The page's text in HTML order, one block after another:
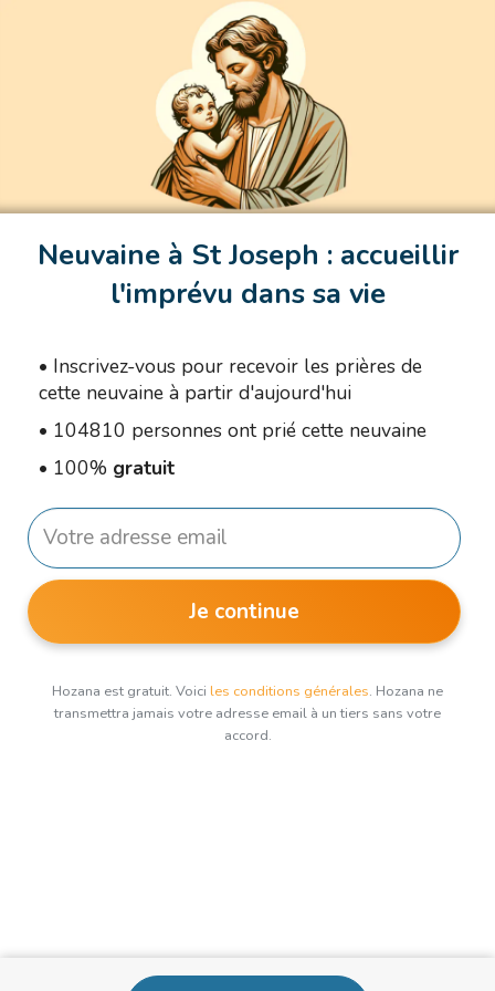
Neuvaine à St Joseph : accueillir
l'imprévu dans sa vie
• Inscrivez-vous pour recevoir les prières de
cette neuvaine à partir d'aujourd'hui
• 104810 personnes ont prié cette neuvaine
• 100% gratuit
Je continue
Hozana est gratuit. Voici les conditions générales. Hozana ne
transmettra jamais votre adresse email à un tiers sans votre
accord.